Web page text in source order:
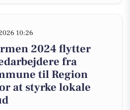
10:26
2024 flytter
fra
til Region
at styrke lokale